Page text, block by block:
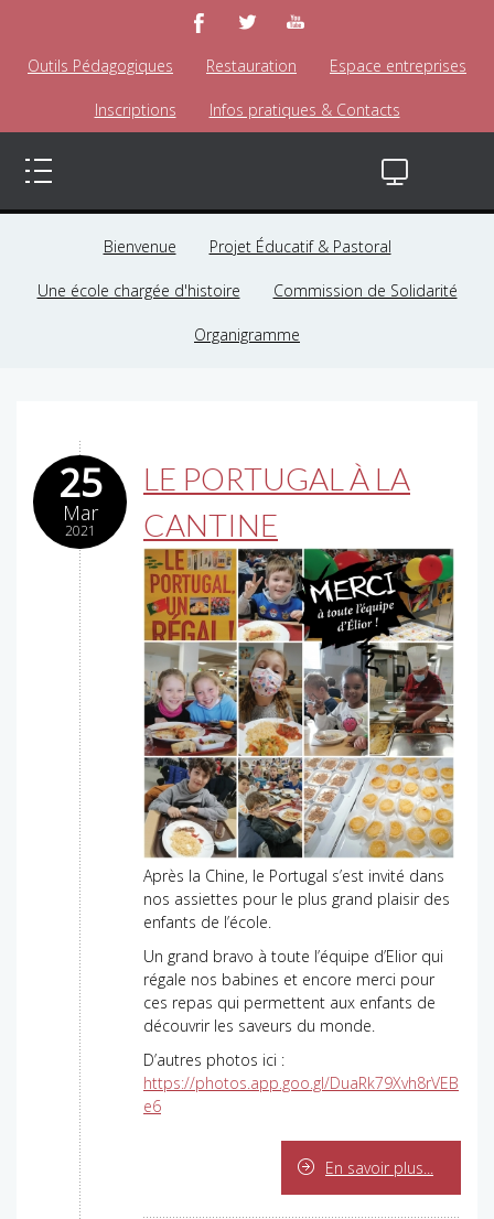
Outils Pédagogiques Restauration Espace entreprises
Inscriptions Infos pratiques & Contacts
Bienvenue Projet Éducatif & Pastoral
Une école chargée d'histoire Commission de Solidarité
Organigramme
25
Mar
2021
LE PORTUGAL À LA
CANTINE
Après la Chine, le Portugal s’est invité dans
nos assiettes pour le plus grand plaisir des
enfants de l’école.
Un grand bravo à toute l’équipe d’Elior qui
régale nos babines et encore merci pour
ces repas qui permettent aux enfants de
découvrir les saveurs du monde.
D’autres photos ici :
https://photos.app.goo.gl/DuaRk79Xvh8rVEB
e6
En savoir plus...